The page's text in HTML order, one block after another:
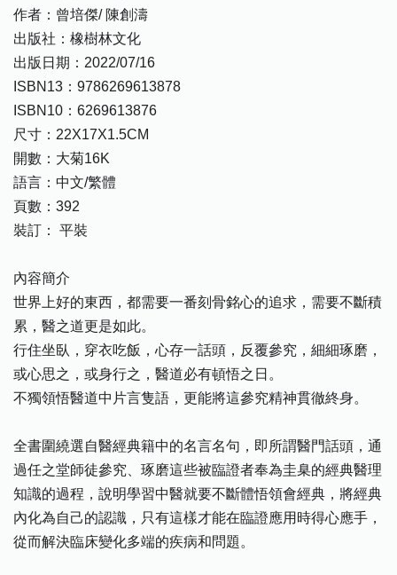
作者：曾培傑/ 陳創濤
出版社：橡樹林文化
出版日期：2022/07/16
ISBN13：9786269613878
ISBN10：6269613876
尺寸：22X17X1.5CM
開數：大菊16K
語言：中文/繁體
頁數：392
裝訂： 平裝
內容簡介
世界上好的東西，都需要一番刻骨銘心的追求，需要不斷積
累，醫之道更是如此。
行住坐臥，穿衣吃飯，心存一話頭，反覆參究，細細琢磨，
或心思之，或身行之，醫道必有頓悟之日。
不獨領悟醫道中片言隻語，更能將這參究精神貫徹終身。
全書圍繞選自醫經典籍中的名言名句，即所謂醫門話頭，通
過任之堂師徒參究、琢磨這些被臨證者奉為圭臬的經典醫理
知識的過程，說明學習中醫就要不斷體悟領會經典，將經典
內化為自己的認識，只有這樣才能在臨證應用時得心應手，
從而解決臨床變化多端的疾病和問題。